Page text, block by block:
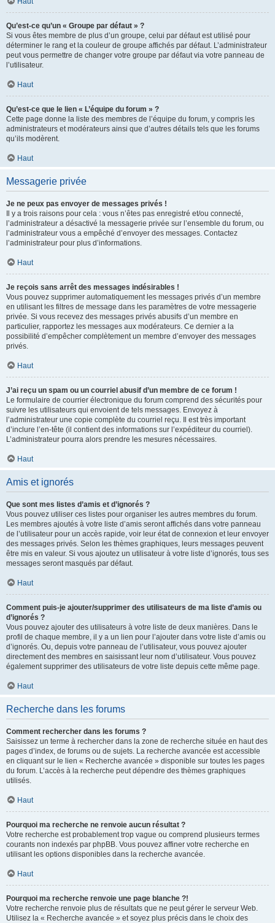
Qu’est-ce qu’un « Groupe par défaut » ?
Si vous êtes membre de plus d’un groupe, celui par défaut est utilisé pour
déterminer le rang et la couleur de groupe affichés par défaut. L’administrateur
peut vous permettre de changer votre groupe par défaut via votre panneau de
l’utilisateur.
Haut
Qu’est-ce que le lien « L’équipe du forum » ?
Cette page donne la liste des membres de l’équipe du forum, y compris les
administrateurs et modérateurs ainsi que d’autres détails tels que les forums
qu’ils modèrent.
Haut
Messagerie privée
Je ne peux pas envoyer de messages privés !
Il y a trois raisons pour cela : vous n’êtes pas enregistré et/ou connecté,
l’administrateur a désactivé la messagerie privée sur l’ensemble du forum, ou
l’administrateur vous a empêché d’envoyer des messages. Contactez
l’administrateur pour plus d’informations.
Haut
Je reçois sans arrêt des messages indésirables !
Vous pouvez supprimer automatiquement les messages privés d’un membre
en utilisant les filtres de message dans les paramètres de votre messagerie
privée. Si vous recevez des messages privés abusifs d’un membre en
particulier, rapportez les messages aux modérateurs. Ce dernier a la
possibilité d’empêcher complètement un membre d’envoyer des messages
privés.
Haut
J’ai reçu un spam ou un courriel abusif d’un membre de ce forum !
Le formulaire de courrier électronique du forum comprend des sécurités pour
suivre les utilisateurs qui envoient de tels messages. Envoyez à
l’administrateur une copie complète du courriel reçu. Il est très important
d’inclure l’en-tête (il contient des informations sur l’expéditeur du courriel).
L’administrateur pourra alors prendre les mesures nécessaires.
Haut
Amis et ignorés
Que sont mes listes d’amis et d’ignorés ?
Vous pouvez utiliser ces listes pour organiser les autres membres du forum.
Les membres ajoutés à votre liste d’amis seront affichés dans votre panneau
de l’utilisateur pour un accès rapide, voir leur état de connexion et leur envoyer
des messages privés. Selon les thèmes graphiques, leurs messages peuvent
être mis en valeur. Si vous ajoutez un utilisateur à votre liste d’ignorés, tous ses
messages seront masqués par défaut.
Haut
Comment puis-je ajouter/supprimer des utilisateurs de ma liste d’amis ou
d’ignorés ?
Vous pouvez ajouter des utilisateurs à votre liste de deux manières. Dans le
profil de chaque membre, il y a un lien pour l’ajouter dans votre liste d’amis ou
d’ignorés. Ou, depuis votre panneau de l’utilisateur, vous pouvez ajouter
directement des membres en saisissant leur nom d’utilisateur. Vous pouvez
également supprimer des utilisateurs de votre liste depuis cette même page.
Haut
Recherche dans les forums
Comment rechercher dans les forums ?
Saisissez un terme à rechercher dans la zone de recherche située en haut des
pages d’index, de forums ou de sujets. La recherche avancée est accessible
en cliquant sur le lien « Recherche avancée » disponible sur toutes les pages
du forum. L’accès à la recherche peut dépendre des thèmes graphiques
utilisés.
Haut
Pourquoi ma recherche ne renvoie aucun résultat ?
Votre recherche est probablement trop vague ou comprend plusieurs termes
courants non indexés par phpBB. Vous pouvez affiner votre recherche en
utilisant les options disponibles dans la recherche avancée.
Haut
Pourquoi ma recherche renvoie une page blanche ?!
Votre recherche renvoie plus de résultats que ne peut gérer le serveur Web.
Utilisez la « Recherche avancée » et soyez plus précis dans le choix des